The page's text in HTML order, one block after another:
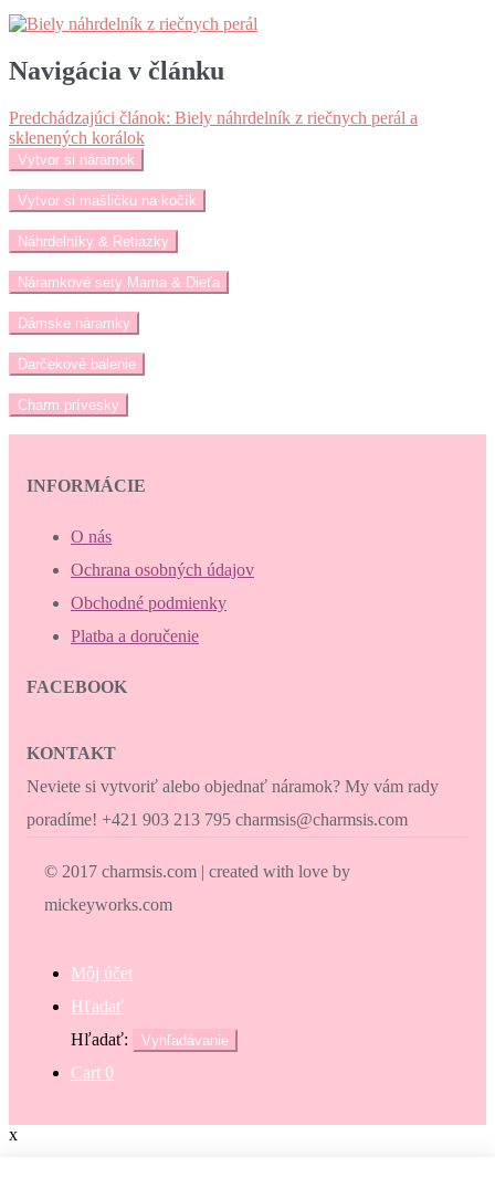
Navigácia v článku
Predchádzajúci článok: Biely náhrdelník z riečnych perál a
sklenených korálok
Vytvor si náramok
Vytvor si mašličku na kočík
Náhrdelníky & Retiazky
Náramkové sety Mama & Dieťa
Dámske náramky
Darčekové balenie
Charm prívesky
INFORMÁCIE
O nás
Ochrana osobných údajov
Obchodné podmienky
Platba a doručenie
FACEBOOK
KONTAKT
Neviete si vytvoriť alebo objednať náramok? My vám rady
poradíme! +421 903 213 795 charmsis@charmsis.com
© 2017 charmsis.com | created with love by
mickeyworks.com
Môj účet
Hľadať
Hľadať:
Vyhľadávanie
Cart 0
x